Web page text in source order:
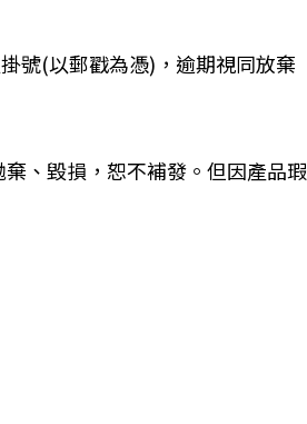
號(以郵戳為憑)，逾期視同放棄
、毀損，恕不補發。但因產品瑕